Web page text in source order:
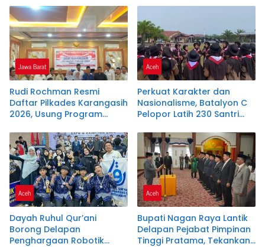
Melalui Program
Commander Wish Kapolda
Aceh
Jawa Barat
Rudi Rochman Resmi
Daftar Pilkades Karangasih
2026, Usung Program
Pendidikan, dan
Kesejahteraan Guru Ngaji
Aceh
Perkuat Karakter dan
Nasionalisme, Batalyon C
Pelopor Latih 230 Santri
Ikhwah
Aceh
Dayah Ruhul Qur’ani
Borong Delapan
Penghargaan Robotik
Aceh
Bupati Nagan Raya Lantik
Delapan Pejabat Pimpinan
Tinggi Pratama, Tekankan